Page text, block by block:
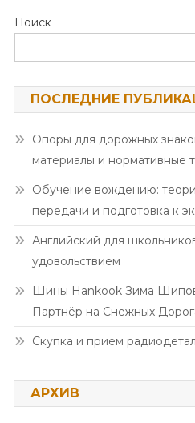
Поиск
ПОСЛЕДНИЕ
Опоры для дорожных
материалы и нормативные
Обучение вождению:
передачи и подготовка к
Английский для
удовольствием
Шины Hankook Зима
Партнёр на Снежных
Скупка и прием
АРХИВ